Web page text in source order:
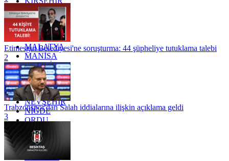
KOCAELİ
KONYA
KÜTAHYA
KİLİS
MALATYA
MANİSA
MARDİN
MERSİN
MUĞLA
MUŞ
NEVŞEHİR
NİĞDE
ORDU
OSMANİYE
RİZE
SAKARYA
Etimesgut Belediyesi'ne soruşturma: 44 şüpheliye tutuklama talebi
2
Trabzonspor'dan Salah iddialarına ilişkin açıklama geldi
3